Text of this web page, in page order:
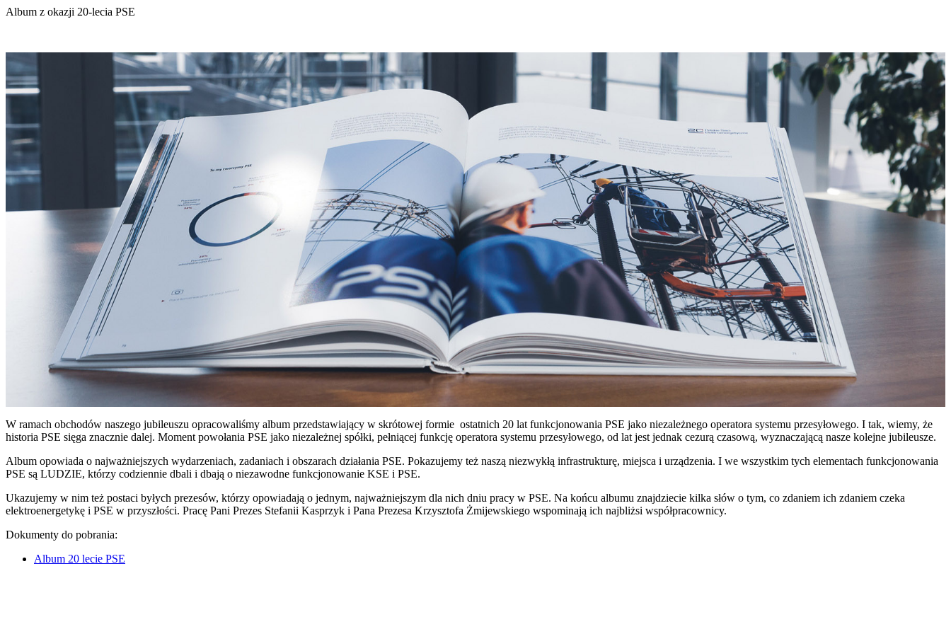
Album z okazji 20-lecia PSE
W ramach obchodów naszego jubileuszu opracowaliśmy album przedstawiający w skrótowej formie ostatnich 20 lat funkcjonowania PSE jako niezależnego operatora systemu przesyłowego. I tak, wiemy, że
historia PSE sięga znacznie dalej. Moment powołania PSE jako niezależnej spółki, pełniącej funkcję operatora systemu przesyłowego, od lat jest jednak cezurą czasową, wyznaczającą nasze kolejne jubileusze.
Album opowiada o najważniejszych wydarzeniach, zadaniach i obszarach działania PSE. Pokazujemy też naszą niezwykłą infrastrukturę, miejsca i urządzenia. I we wszystkim tych elementach funkcjonowania
PSE są LUDZIE, którzy codziennie dbali i dbają o niezawodne funkcjonowanie KSE i PSE.
Ukazujemy w nim też postaci byłych prezesów, którzy opowiadają o jednym, najważniejszym dla nich dniu pracy w PSE. Na końcu albumu znajdziecie kilka słów o tym, co zdaniem ich zdaniem czeka
elektroenergetykę i PSE w przyszłości. Pracę Pani Prezes Stefanii Kasprzyk i Pana Prezesa Krzysztofa Żmijewskiego wspominają ich najbliżsi współpracownicy.
Dokumenty do pobrania:
Album 20 lecie PSE